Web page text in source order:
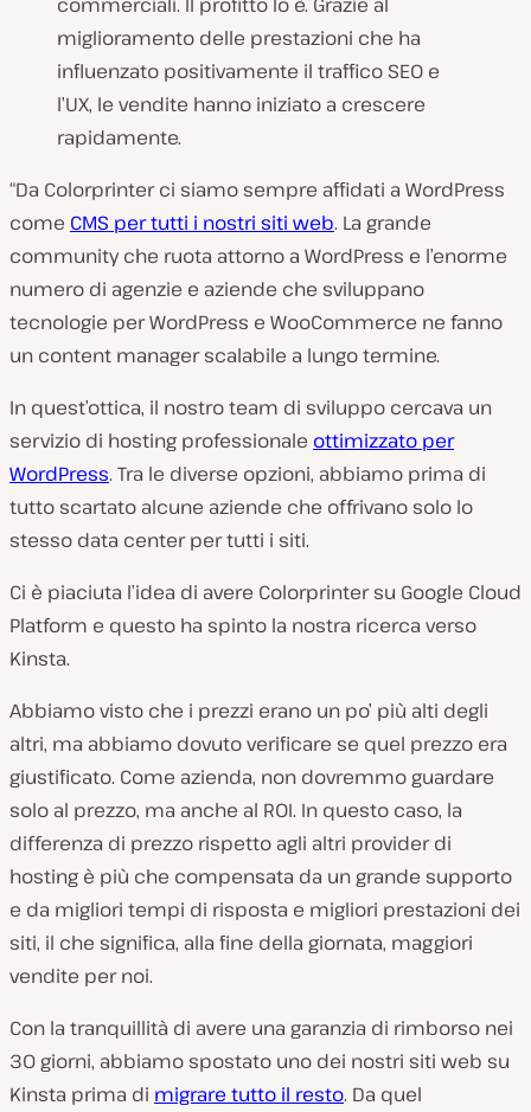
miglioramento delle prestazioni che ha
influenzato positivamente il traffico SEO e
l’UX, le vendite hanno iniziato a crescere
rapidamente.
“Da Colorprinter ci siamo sempre affidati a WordPress
come CMS per tutti i nostri siti web. La grande
community che ruota attorno a WordPress e l’enorme
numero di agenzie e aziende che sviluppano
tecnologie per WordPress e WooCommerce ne fanno
un content manager scalabile a lungo termine.
In quest’ottica, il nostro team di sviluppo cercava un
servizio di hosting professionale ottimizzato per
WordPress. Tra le diverse opzioni, abbiamo prima di
tutto scartato alcune aziende che offrivano solo lo
stesso data center per tutti i siti.
Ci è piaciuta l’idea di avere Colorprinter su Google Cloud
Platform e questo ha spinto la nostra ricerca verso
Kinsta.
Abbiamo visto che i prezzi erano un po’ più alti degli
altri, ma abbiamo dovuto verificare se quel prezzo era
giustificato. Come azienda, non dovremmo guardare
solo al prezzo, ma anche al ROI. In questo caso, la
differenza di prezzo rispetto agli altri provider di
hosting è più che compensata da un grande supporto
e da migliori tempi di risposta e migliori prestazioni dei
siti, il che significa, alla fine della giornata, maggiori
vendite per noi.
Con la tranquillità di avere una garanzia di rimborso nei
30 giorni, abbiamo spostato uno dei nostri siti web su
Kinsta prima di migrare tutto il resto. Da quel